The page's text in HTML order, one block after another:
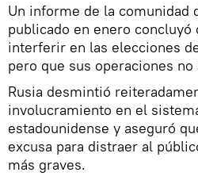
Un informe de la comunidad
publicado en enero concluyó
interferir en las elecciones
pero que sus operaciones
Rusia desmintió
involucramiento en el
estadounidense y aseguró
excusa para distraer al
más graves.